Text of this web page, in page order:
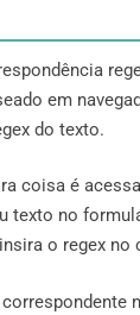
em
do texto.
coisa é
texto no
o regex no